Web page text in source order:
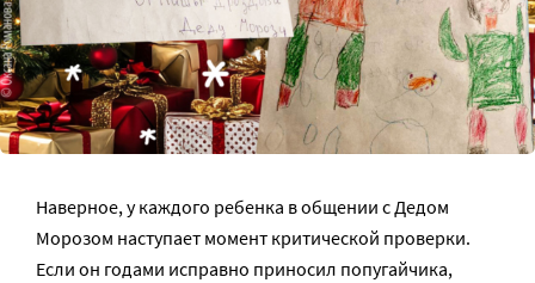
Наверное, у каждого ребенка в общении с Дедом
Морозом наступает момент критической проверки.
Если он годами исправно приносил попугайчика,